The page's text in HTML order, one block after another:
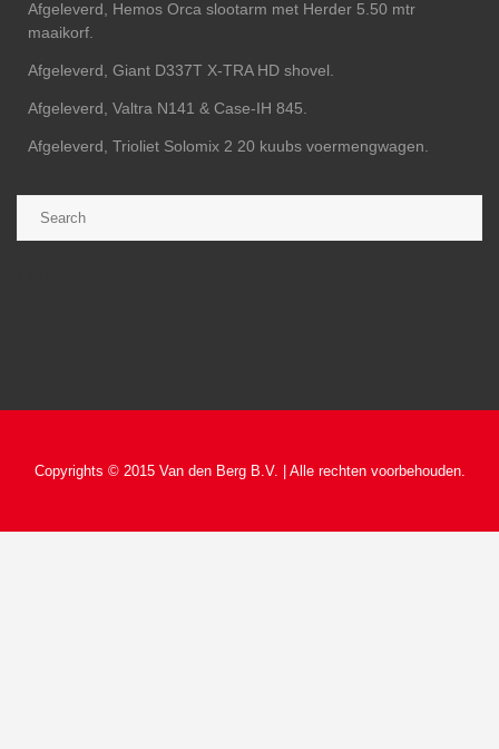
Afgeleverd, Hemos Orca slootarm met Herder 5.50 mtr
maaikorf.
Afgeleverd, Giant D337T X-TRA HD shovel.
Afgeleverd, Valtra N141 & Case-IH 845.
Afgeleverd, Trioliet Solomix 2 20 kuubs voermengwagen.
Copyrights © 2015 Van den Berg B.V. | Alle rechten voorbehouden.